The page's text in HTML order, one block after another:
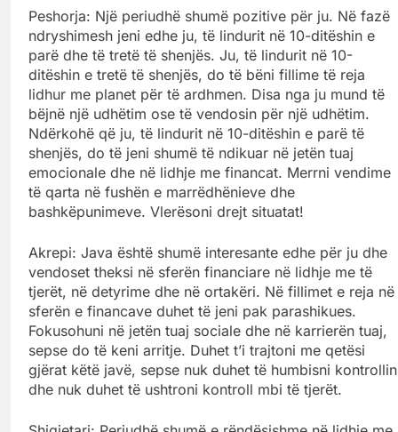
Peshorja: Një periudhë shumë pozitive për ju. Në fazë
ndryshimesh jeni edhe ju, të lindurit në 10-ditëshin e
parë dhe të tretë të shenjës. Ju, të lindurit në 10-
ditëshin e tretë të shenjës, do të bëni fillime të reja
lidhur me planet për të ardhmen. Disa nga ju mund të
bëjnë një udhëtim ose të vendosin për një udhëtim.
Ndërkohë që ju, të lindurit në 10-ditëshin e parë të
shenjës, do të jeni shumë të ndikuar në jetën tuaj
emocionale dhe në lidhje me financat. Merrni vendime
të qarta në fushën e marrëdhënieve dhe
bashkëpunimeve. Vlerësoni drejt situatat!
Akrepi: Java është shumë interesante edhe për ju dhe
vendoset theksi në sferën financiare në lidhje me të
tjerët, në detyrime dhe në ortakëri. Në fillimet e reja në
sferën e financave duhet të jeni pak parashikues.
Fokusohuni në jetën tuaj sociale dhe në karrierën tuaj,
sepse do të keni arritje. Duhet t’i trajtoni me qetësi
gjërat këtë javë, sepse nuk duhet të humbisni kontrollin
dhe nuk duhet të ushtroni kontroll mbi të tjerët.